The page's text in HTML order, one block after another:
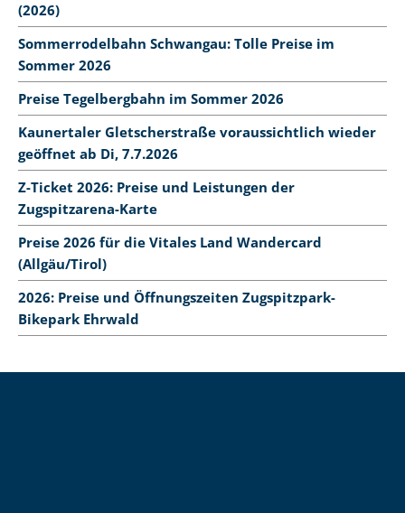
(2026)
Sommerrodelbahn Schwangau: Tolle Preise im
Sommer 2026
Preise Tegelbergbahn im Sommer 2026
Kaunertaler Gletscherstraße voraussichtlich wieder
geöffnet ab Di, 7.7.2026
Z-Ticket 2026: Preise und Leistungen der
Zugspitzarena-Karte
Preise 2026 für die Vitales Land Wandercard
(Allgäu/Tirol)
2026: Preise und Öffnungszeiten Zugspitzpark-
Bikepark Ehrwald